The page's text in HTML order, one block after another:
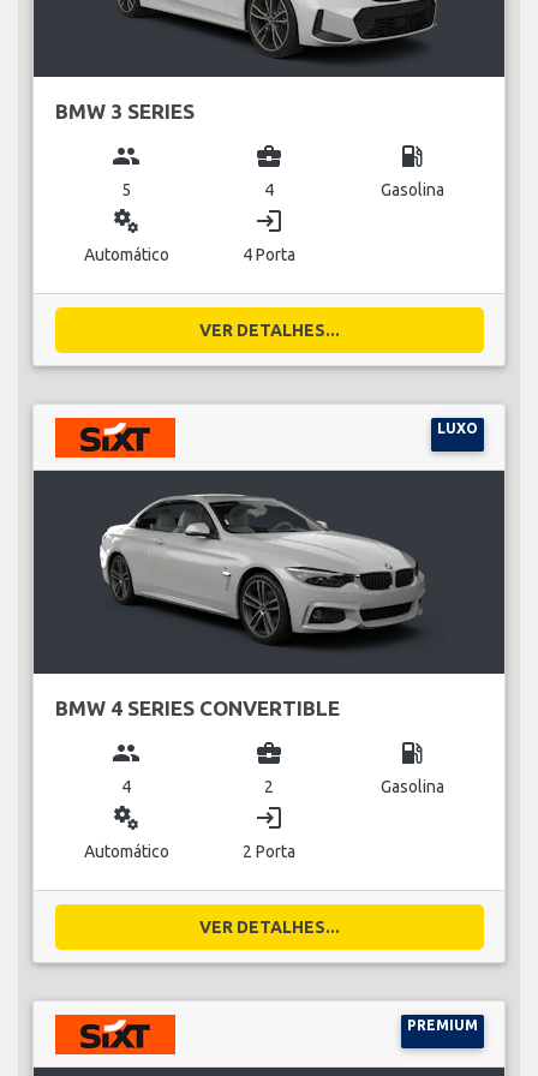
BMW 3 SERIES
group
5
business_center
4
local_gas_station
Gasolina
miscellaneous_services
Automático
login
4 Porta
VER DETALHES...
LUXO
BMW 4 SERIES CONVERTIBLE
group
4
business_center
2
local_gas_station
Gasolina
miscellaneous_services
Automático
login
2 Porta
VER DETALHES...
PREMIUM